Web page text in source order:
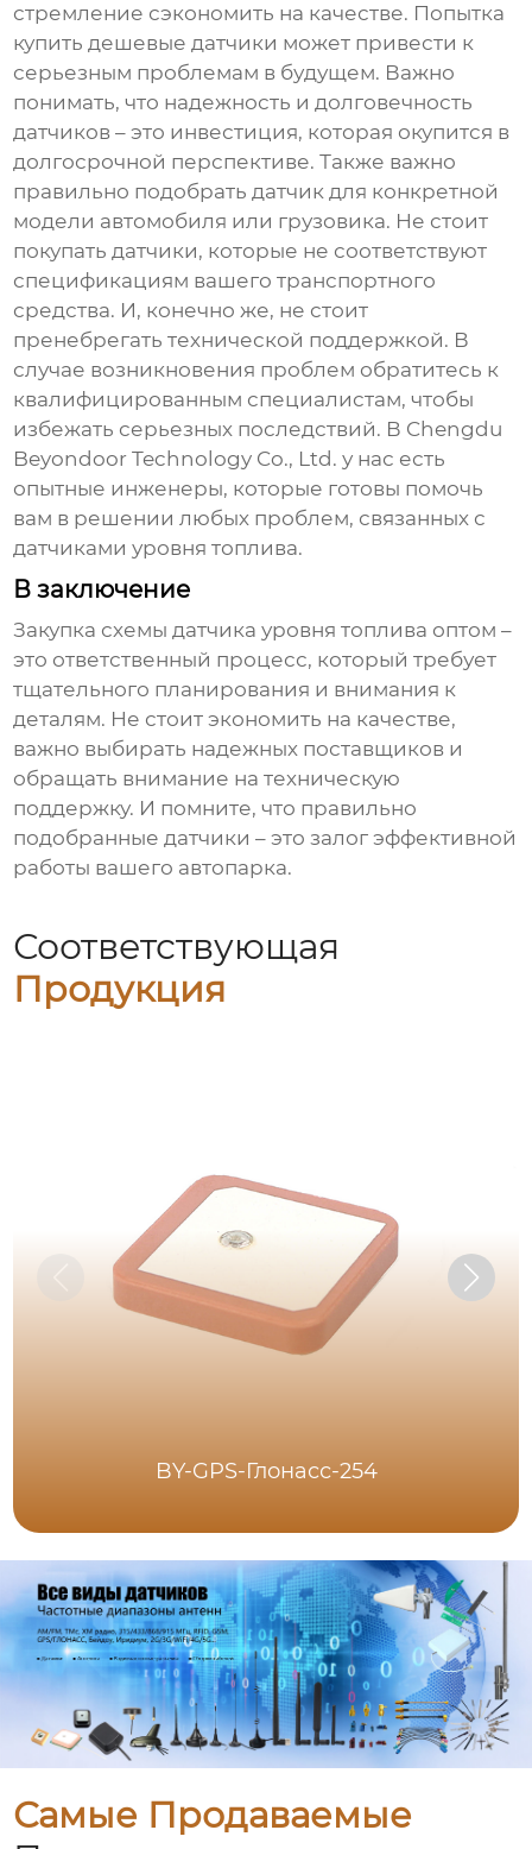
стремление сэкономить на качестве. Попытка
купить дешевые датчики может привести к
серьезным проблемам в будущем. Важно
понимать, что надежность и долговечность
датчиков – это инвестиция, которая окупится в
долгосрочной перспективе. Также важно
правильно подобрать датчик для конкретной
модели автомобиля или грузовика. Не стоит
покупать датчики, которые не соответствуют
спецификациям вашего транспортного
средства. И, конечно же, не стоит
пренебрегать технической поддержкой. В
случае возникновения проблем обратитесь к
квалифицированным специалистам, чтобы
избежать серьезных последствий. В Chengdu
Beyondoor Technology Co., Ltd. у нас есть
опытные инженеры, которые готовы помочь
вам в решении любых проблем, связанных с
датчиками уровня топлива.
В заключение
Закупка схемы датчика уровня топлива оптом –
это ответственный процесс, который требует
тщательного планирования и внимания к
деталям. Не стоит экономить на качестве,
важно выбирать надежных поставщиков и
обращать внимание на техническую
поддержку. И помните, что правильно
подобранные датчики – это залог эффективной
работы вашего автопарка.
Соответствующая
Продукция
BY-GPS-Глонасс-254
Самые Продаваемые